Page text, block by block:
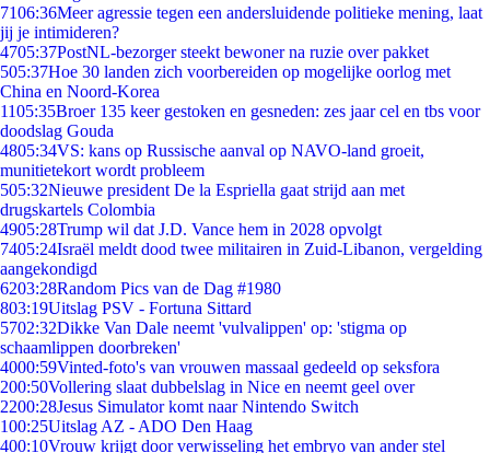
7106:36Meer agressie tegen een andersluidende politieke mening, laat
jij je intimideren?
4705:37PostNL-bezorger steekt bewoner na ruzie over pakket
505:37Hoe 30 landen zich voorbereiden op mogelijke oorlog met
China en Noord-Korea
1105:35Broer 135 keer gestoken en gesneden: zes jaar cel en tbs voor
doodslag Gouda
4805:34VS: kans op Russische aanval op NAVO-land groeit,
munitietekort wordt probleem
505:32Nieuwe president De la Espriella gaat strijd aan met
drugskartels Colombia
4905:28Trump wil dat J.D. Vance hem in 2028 opvolgt
7405:24Israël meldt dood twee militairen in Zuid-Libanon, vergelding
aangekondigd
6203:28Random Pics van de Dag #1980
803:19Uitslag PSV - Fortuna Sittard
5702:32Dikke Van Dale neemt 'vulvalippen' op: 'stigma op
schaamlippen doorbreken'
4000:59Vinted-foto's van vrouwen massaal gedeeld op seksfora
200:50Vollering slaat dubbelslag in Nice en neemt geel over
2200:28Jesus Simulator komt naar Nintendo Switch
100:25Uitslag AZ - ADO Den Haag
400:10Vrouw krijgt door verwisseling het embryo van ander stel